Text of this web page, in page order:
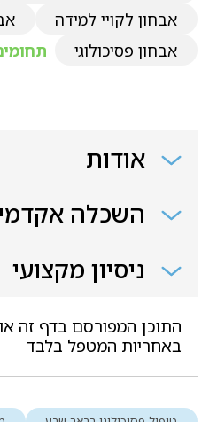
אבחון לקויי למידה
אבחון פסיכולוגי
אודות
השכלה
ניסיון מקצועי
התוכן המפורסם בדף זה
באחריות המטפל בלבד